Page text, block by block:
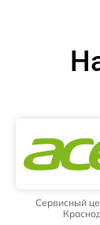
Сервисный